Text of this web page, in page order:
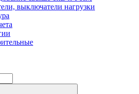
выключатели нагрузки